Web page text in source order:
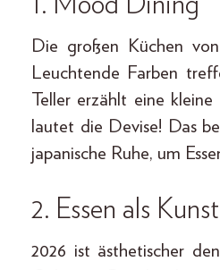
Die großen Küchen
Leuchtende Farben
Teller erzählt eine
lautet die Devise! Das
japanische Ruhe, um
2. Essen als Kunst
2026 ist ästhetischer